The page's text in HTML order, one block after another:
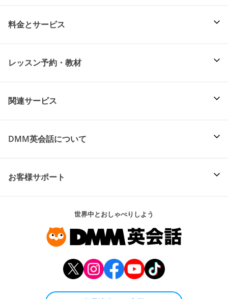
料金とサービス
レッスン予約・教材
関連サービス
DMM英会話について
お客様サポート
世界中とおしゃべりしよう